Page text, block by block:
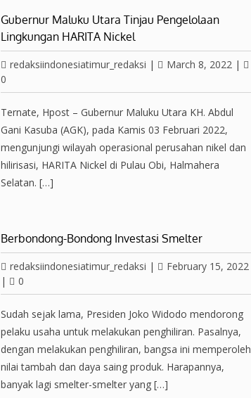
Gubernur Maluku Utara Tinjau Pengelolaan
Lingkungan HARITA Nickel
redaksiindonesiatimur_redaksi | March 8, 2022 |
0
Ternate, Hpost – Gubernur Maluku Utara KH. Abdul
Gani Kasuba (AGK), pada Kamis 03 Februari 2022,
mengunjungi wilayah operasional perusahan nikel dan
hilirisasi, HARITA Nickel di Pulau Obi, Halmahera
Selatan. […]
Berbondong-Bondong Investasi Smelter
redaksiindonesiatimur_redaksi |
February 15, 2022
|
0
Sudah sejak lama, Presiden Joko Widodo mendorong
pelaku usaha untuk melakukan penghiliran. Pasalnya,
dengan melakukan penghiliran, bangsa ini memperoleh
nilai tambah dan daya saing produk. Harapannya,
banyak lagi smelter-smelter yang […]